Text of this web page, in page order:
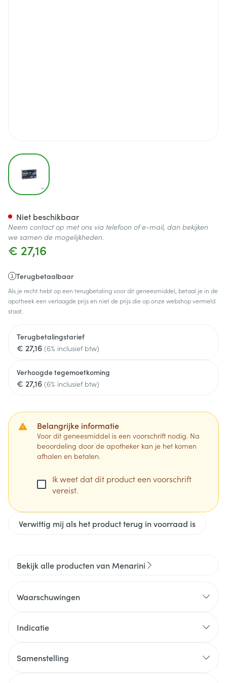
View larger image
€ 27,16
Terugbetaalbaar
Als je recht hebt op een terugbetaling voor dit geneesmiddel, betaal je in de
apotheek een verlaagde prijs en niet de prijs die op onze webshop vermeld
staat.
Terugbetalingstarief
€ 27,16 (6% inclusief btw)
Verhoogde tegemoetkoming
€ 27,16 (6% inclusief btw)
Belangrijke informatie
Voor dit geneesmiddel is een voorschrift nodig. Na
beoordeling door de apotheker kan je het komen
afhalen en betalen.
Ik weet dat dit product een voorschrift
vereist.
Verwittig mij als het product terug in voorraad is
Niet beschikbaar
Neem contact op met ons via telefoon of e-mail, dan bekijken
we samen de mogelijkheden.
Bekijk alle producten van Menarini
Waarschuwingen
Indicatie
Samenstelling